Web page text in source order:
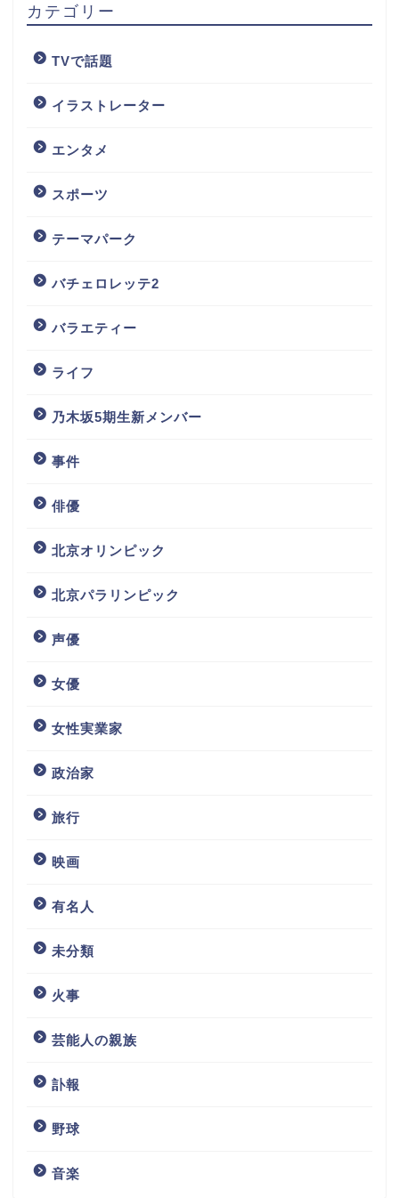
カテゴリー
TVで話題
イラストレーター
エンタメ
スポーツ
テーマパーク
バチェロレッテ2
バラエティー
ライフ
乃木坂5期生新メンバー
事件
俳優
北京オリンピック
北京パラリンピック
声優
女優
女性実業家
政治家
旅行
映画
有名人
未分類
火事
芸能人の親族
訃報
野球
音楽